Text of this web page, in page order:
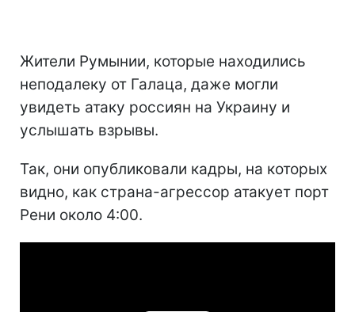
Жители Румынии, которые находились
неподалеку от Галаца, даже могли
увидеть атаку россиян на Украину и
услышать взрывы.
Так, они опубликовали кадры, на которых
видно, как страна-агрессор атакует порт
Рени около 4:00.